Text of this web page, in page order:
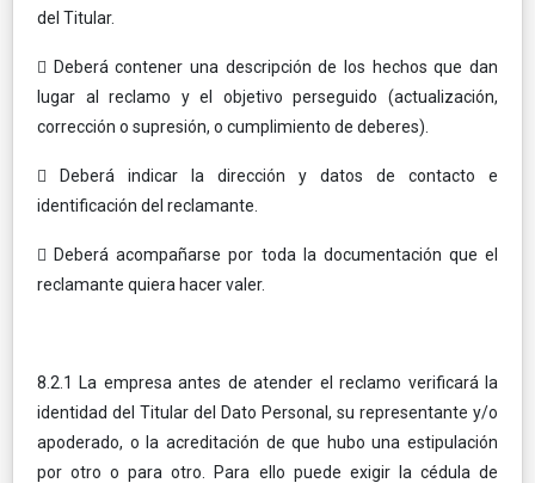
del Titular.
 Deberá contener una descripción de los hechos que dan
lugar al reclamo y el objetivo perseguido (actualización,
corrección o supresión, o cumplimiento de deberes).
 Deberá indicar la dirección y datos de contacto e
identificación del reclamante.
 Deberá acompañarse por toda la documentación que el
reclamante quiera hacer valer.
8.2.1 La empresa antes de atender el reclamo verificará la
identidad del Titular del Dato Personal, su representante y/o
apoderado, o la acreditación de que hubo una estipulación
por otro o para otro. Para ello puede exigir la cédula de